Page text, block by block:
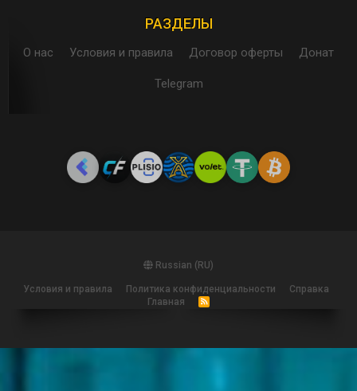
РАЗДЕЛЫ
О нас Условия и правила Договор оферты Донат
Telegram
Russian (RU)
Условия и правила Политика конфиденциальности
Справка
Главная
R